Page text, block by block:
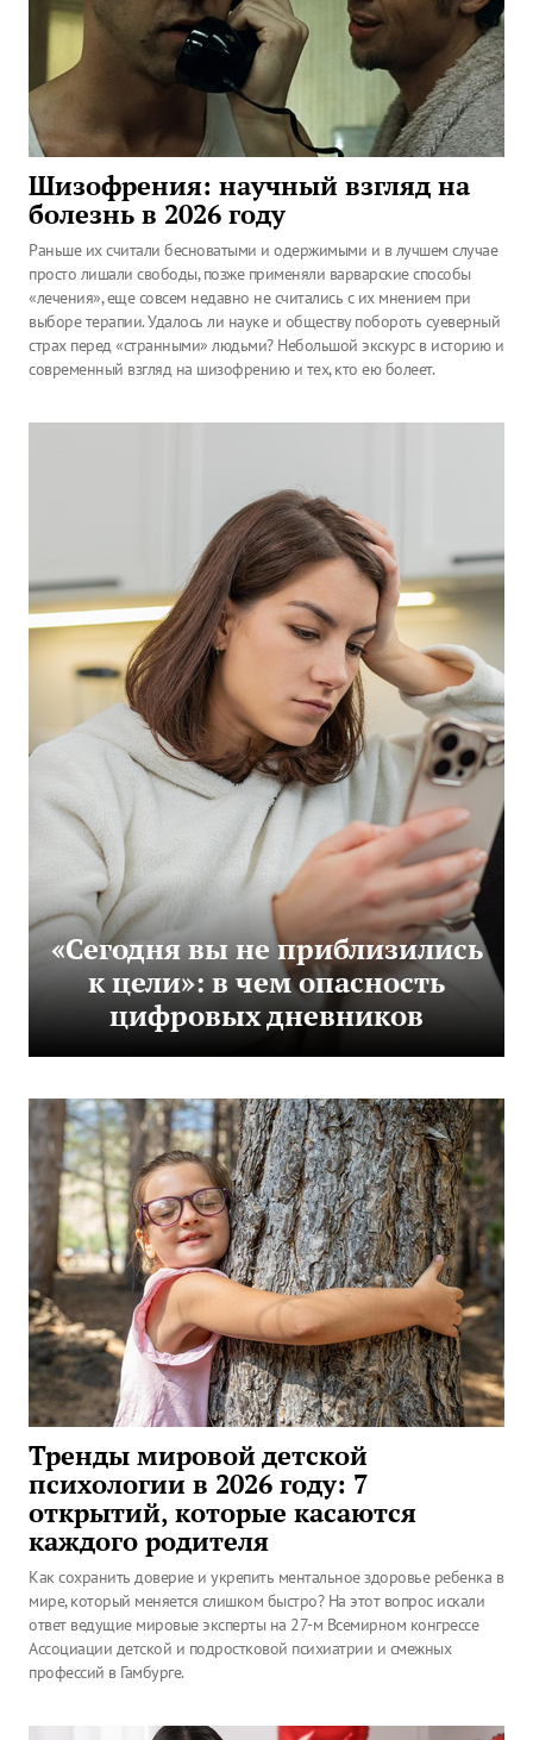
Шизофрения: научный взгляд на
болезнь в 2026 году
Раньше их считали бесноватыми и одержимыми и в лучшем случае
просто лишали свободы, позже применяли варварские способы
«лечения», еще совсем недавно не считались с их мнением при
выборе терапии. Удалось ли науке и обществу побороть суеверный
страх перед «странными» людьми? Небольшой экскурс в историю и
современный взгляд на шизофрению и тех, кто ею болеет.
«Сегодня вы не приблизились
к цели»: в чем опасность
цифровых дневников
Тренды мировой детской
психологии в 2026 году: 7
открытий, которые касаются
каждого родителя
Как сохранить доверие и укрепить ментальное здоровье ребенка в
мире, который меняется слишком быстро? На этот вопрос искали
ответ ведущие мировые эксперты на 27-м Всемирном конгрессе
Ассоциации детской и подростковой психиатрии и смежных
профессий в Гамбурге.